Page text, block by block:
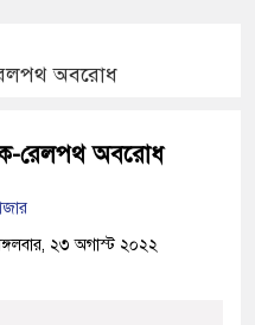
অবরোধ
রেলপথ অবরোধ
২৩ অগাস্ট ২০২২